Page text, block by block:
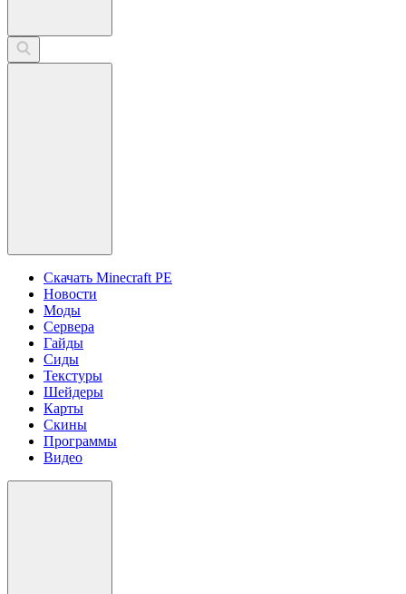
Скачать Minecraft PE
Новости
Моды
Сервера
Гайды
Сиды
Текстуры
Шейдеры
Карты
Скины
Программы
Видео